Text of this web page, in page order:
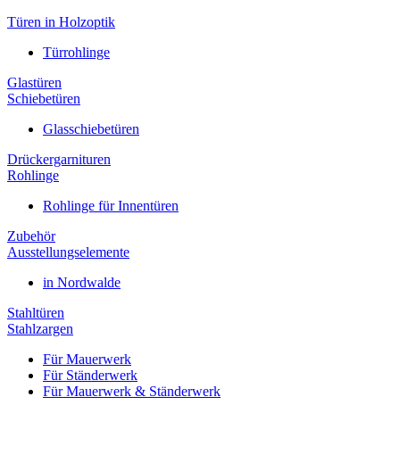
Türen in Holzoptik
Türrohlinge
Glastüren
Schiebetüren
Glasschiebetüren
Drückergarnituren
Rohlinge
Rohlinge für Innentüren
Zubehör
Ausstellungselemente
in Nordwalde
Stahltüren
Stahlzargen
Für Mauerwerk
Für Ständerwerk
Für Mauerwerk & Ständerwerk